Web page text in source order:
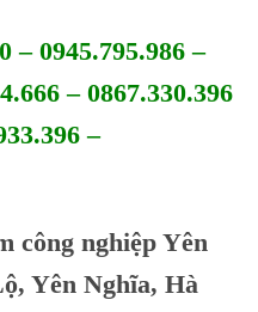
– 0945.795.986 –
– 0867.330.396
–
công nghiệp Yên
Yên Nghĩa, Hà